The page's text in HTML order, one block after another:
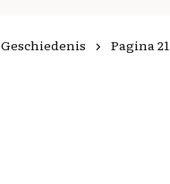
Geschiedenis Pagina 21